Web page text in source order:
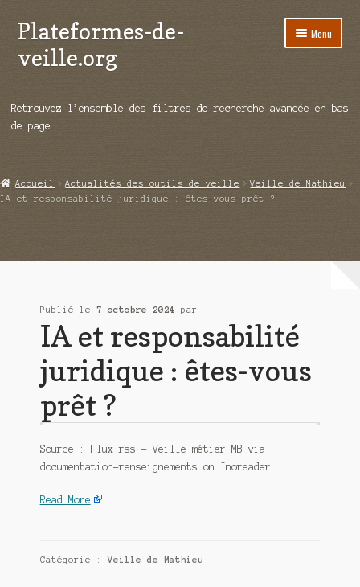
Aller
à
la
Aller
au
contenu
Plateformes-de-
veille.org
Menu
Répertoire d’ouitils
Démos vidéos
Retrouvez l’ensemble des filtres de recherche avancée en bas
de page.
Accueil Actualités des outils de veille
Veille de Mathieu
IA et responsabilité juridique : êtes-vous prêt ?
Publié le 7 octobre 2024 par
IA et responsabilité
juridique : êtes-vous
prêt ?
Source : Flux rss – Veille métier MB via
documentation-renseignements on Inoreader
Read More
Catégorie :Veille de Mathieu